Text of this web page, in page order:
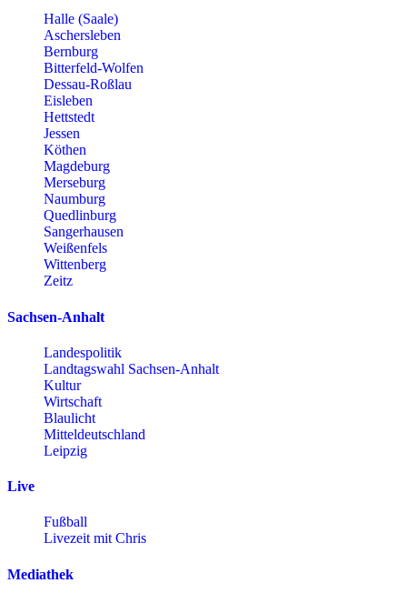
Halle (Saale)
Aschersleben
Bernburg
Bitterfeld-Wolfen
Dessau-Roßlau
Eisleben
Hettstedt
Jessen
Köthen
Magdeburg
Merseburg
Naumburg
Quedlinburg
Sangerhausen
Weißenfels
Wittenberg
Zeitz
Sachsen-Anhalt
Landespolitik
Landtagswahl Sachsen-Anhalt
Kultur
Wirtschaft
Blaulicht
Mitteldeutschland
Leipzig
Live
Fußball
Livezeit mit Chris
Mediathek